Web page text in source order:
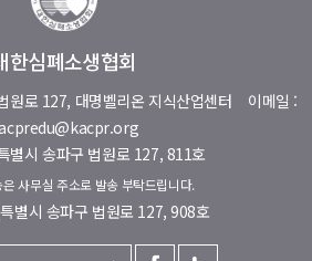
한심폐소생협회
원로 127, 대명벨리온 지식산업센터 이메일 :
별시 송파구 법원로 127, 811호
사무실 주소로 발송 부탁드립니다.
별시 송파구 법원로 127, 908호